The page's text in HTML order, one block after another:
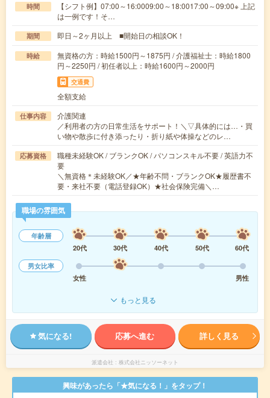
時間
【シフト例】07:00～16:0009:00～18:0017:00～09:00※ 上記
は一例です！そ…
期間 即日～2ヶ月以上 ■開始日の相談OK！
時給
無資格の方：時給1500円～1875円 / 介護福祉士：時給1800
円～2250円 / 初任者以上：時給1600円～2000円
交通費
全額支給
仕事内容
介護関連
／利用者の方の日常生活をサポート！＼▽具体的には…・買
い物や散歩に付き添ったり・折り紙や体操などのレ…
応募資格
職種未経験OK / ブランクOK / パソコンスキル不要 / 英語力不
要
＼無資格＊未経験OK／★年齢不問・ブランクOK★履歴書不
要・来社不要（電話登録OK）★社会保険完備＼…
職場の雰囲気
年齢層
20代
30代 40代 50代
60代
男女比率
女性
男性
もっと見る
気になる! 応募へ進む 詳しく見る
派遣会社 株式会社ニッソーネット
興味があったら「★気になる！」をタップ！